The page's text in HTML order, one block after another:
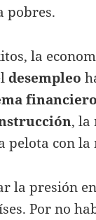
pobres.
la
desempleo
financiero
, la
pelota con la
la presión
Por no